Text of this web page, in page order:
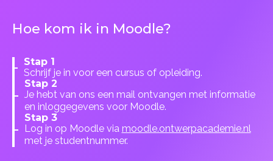
Hoe kom ik in Moodle?
Stap 1
Schrijf je in voor een cursus of opleiding.
Stap 2
Je hebt van ons een mail ontvangen met informatie
en inloggegevens voor Moodle.
Stap 3
Log in op Moodle via moodle.ontwerpacademie.nl
met je studentnummer.